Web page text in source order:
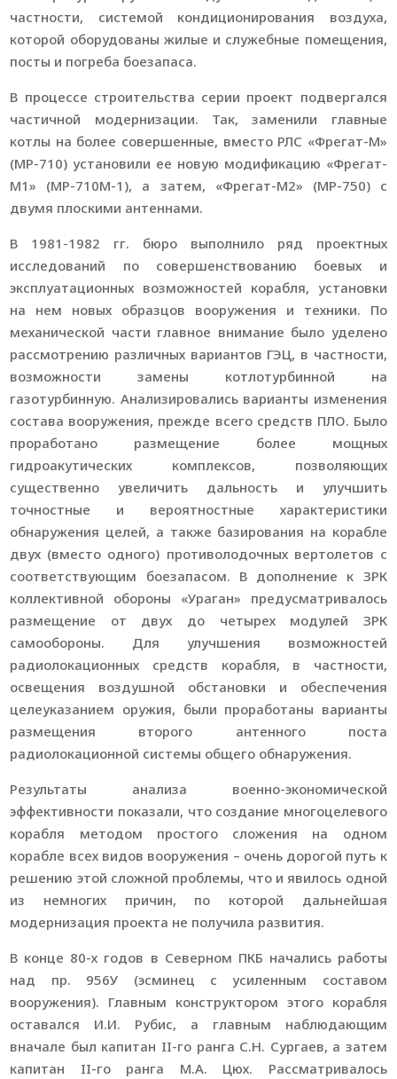
частности, системой кондиционирования воздуха,
которой оборудованы жилые и служебные помещения,
посты и погреба боезапаса.
В процессе строительства серии проект подвергался
частичной модернизации. Так, заменили главные
котлы на более совершенные, вместо РЛС «Фрегат-М»
(МР-710) установили ее новую модификацию «Фрегат-
М1» (МР-710М-1), а затем, «Фрегат-М2» (МР-750) с
двумя плоскими антеннами.
В 1981-1982 гг. бюро выполнило ряд проектных
исследований по совершенствованию боевых и
эксплуатационных возможностей корабля, установки
на нем новых образцов вооружения и техники. По
механической части главное внимание было уделено
рассмотрению различных вариантов ГЭЦ, в частности,
возможности замены котлотурбинной на
газотурбинную. Анализировались варианты изменения
состава вооружения, прежде всего средств ПЛО. Было
проработано размещение более мощных
гидроакутических комплексов, позволяющих
существенно увеличить дальность и улучшить
точностные и вероятностные характеристики
обнаружения целей, а также базирования на корабле
двух (вместо одного) противолодочных вертолетов с
соответствующим боезапасом. В дополнение к ЗРК
коллективной обороны «Ураган» предусматривалось
размещение от двух до четырех модулей ЗРК
самообороны. Для улучшения возможностей
радиолокационных средств корабля, в частности,
освещения воздушной обстановки и обеспечения
целеуказанием оружия, были проработаны варианты
размещения второго антенного поста
радиолокационной системы общего обнаружения.
Результаты анализа военно-экономической
эффективности показали, что создание многоцелевого
корабля методом простого сложения на одном
корабле всех видов вооружения – очень дорогой путь к
решению этой сложной проблемы, что и явилось одной
из немногих причин, по которой дальнейшая
модернизация проекта не получила развития.
В конце 80-х годов в Северном ПКБ начались работы
над пр. 956У (эсминец с усиленным составом
вооружения). Главным конструктором этого корабля
оставался И.И. Рубис, а главным наблюдающим
вначале был капитан II-го ранга С.Н. Сургаев, а затем
капитан II-го ранга М.А. Цюх. Рассматривалось